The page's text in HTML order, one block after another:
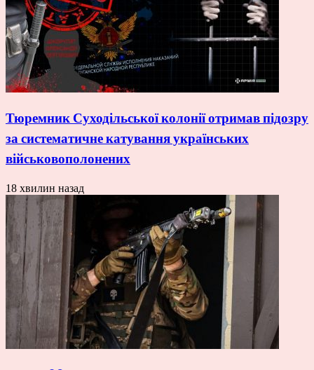
Тюремник Суходільської колонії отримав підозру
за систематичне катування українських
військовополонених
18 хвилин назад